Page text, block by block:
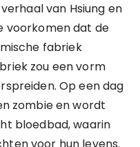
van Hsiung en
voorkomen dat de
fabriek
zou een vorm
Op een dag
zombie en wordt
bloedbad, waarin